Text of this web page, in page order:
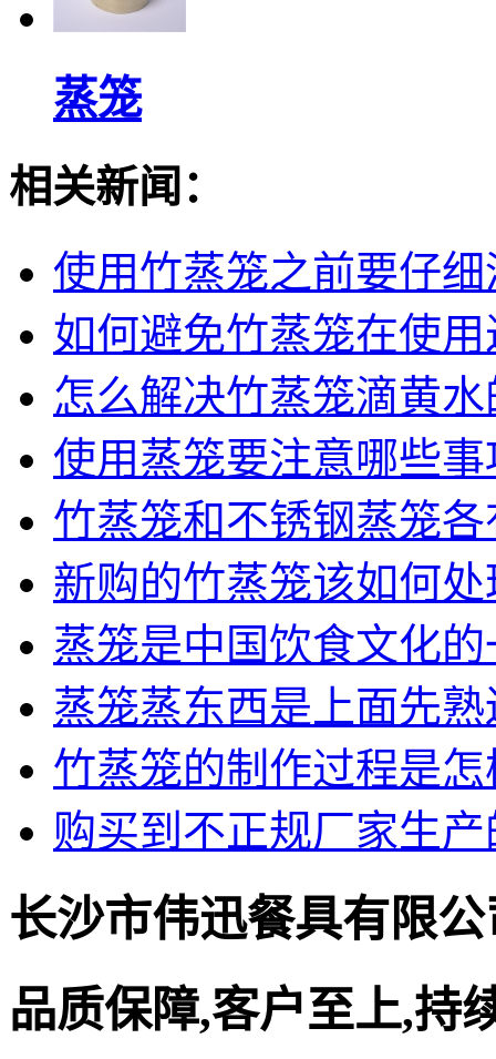
蒸笼
相关新闻：
使用竹蒸笼之前要仔
如何避免竹蒸笼在使
怎么解决竹蒸笼滴黄水
使用蒸笼要注意哪些事
竹蒸笼和不锈钢蒸笼
新购的竹蒸笼该如何处
蒸笼是中国饮食文化
蒸笼蒸东西是上面先
竹蒸笼的制作过程是
购买到不正规厂家生
长沙市伟迅餐具有限公
品质保障,客户至上,持